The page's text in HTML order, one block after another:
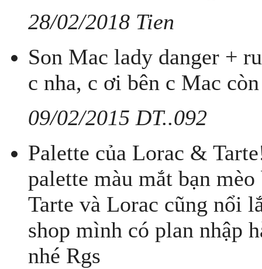
28/02/2018 Tien
Son Mac lady danger +
c nha, c ơi bên c Mac
09/02/2015 DT..092
Palette của Lorac &
palette màu mắt bạn
Tarte và Lorac cũng nổi
shop mình có plan nhập
nhé Rgs